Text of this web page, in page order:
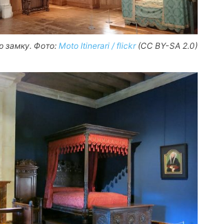
замку. Фото: Moto Itinerari / flickr(CC BY-SA 2.0)